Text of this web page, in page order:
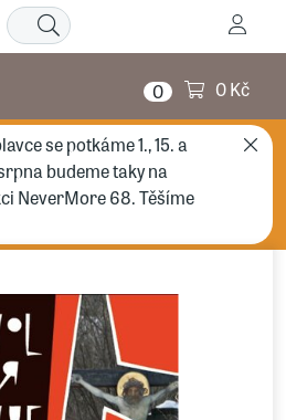
0 0 Kč
se potkáme 1., 15. a
budeme taky na
NeverMore 68. Těšíme